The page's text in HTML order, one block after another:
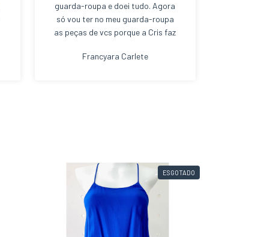
guarda-roupa e doei tudo. Agora
só vou ter no meu guarda-roupa
as peças de vcs porque a Cris faz
compro sabendo que é tudo de
Francyara Carlete
ESGOTADO